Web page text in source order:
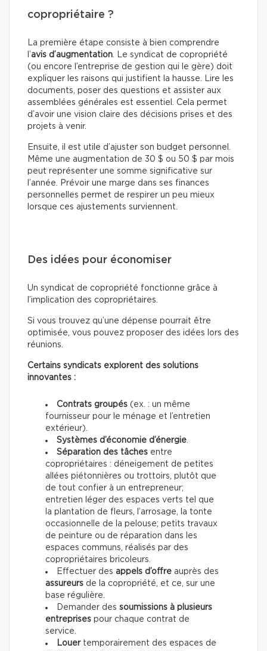
copropriétaire ?
La première étape consiste à bien comprendre
l’avis d’augmentation. Le syndicat de copropriété
(ou encore l’entreprise de gestion qui le gère) doit
expliquer les raisons qui justifient la hausse. Lire les
documents, poser des questions et assister aux
assemblées générales est essentiel. Cela permet
d’avoir une vision claire des décisions prises et des
projets à venir.
Ensuite, il est utile d’ajuster son budget personnel.
Même une augmentation de 30 $ ou 50 $ par mois
peut représenter une somme significative sur
l’année. Prévoir une marge dans ses finances
personnelles permet de respirer un peu mieux
lorsque ces ajustements surviennent.
Des idées pour économiser
Un syndicat de copropriété fonctionne grâce à
l’implication des copropriétaires.
Si vous trouvez qu’une dépense pourrait être
optimisée, vous pouvez proposer des idées lors des
réunions.
Certains syndicats explorent des solutions
innovantes :
Contrats groupés (ex. : un même
fournisseur pour le ménage et l’entretien
extérieur).
Systèmes d’économie d’énergie.
Séparation des tâches entre
copropriétaires : déneigement de petites
allées piétonnières ou trottoirs, plutôt que
de tout confier à un entrepreneur;
entretien léger des espaces verts tel que
la plantation de fleurs, l’arrosage, la tonte
occasionnelle de la pelouse; petits travaux
de peinture ou de réparation dans les
espaces communs, réalisés par des
copropriétaires bricoleurs.
Effectuer des appels d’offre auprès des
assureurs de la copropriété, et ce, sur une
base régulière.
Demander des soumissions à plusieurs
entreprises pour chaque contrat de
service.
Louertemporairement des espaces de